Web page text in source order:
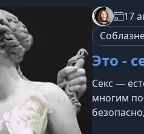
17
Это -
Секс —
многим